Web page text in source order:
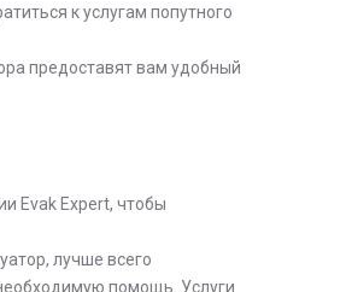
к услугам попутного
предоставят вам удобный
Evak Expert, чтобы
лучше всего
помощь. Услуги